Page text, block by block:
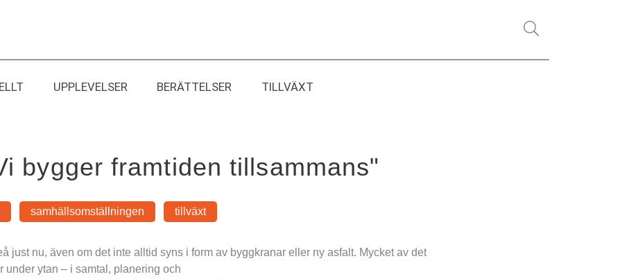
UPPLEVELSER BERÄTTELSER TILLVÄXT
bygger framtiden tillsammans"
samhällsomställningen tillväxt
just nu, även om det inte alltid syns i form av byggkranar eller ny asfalt. Mycket av det
under ytan – i samtal, planering och